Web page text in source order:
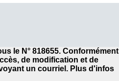
le N° 818655. Conformément
de modification et de
un courriel. Plus d'infos